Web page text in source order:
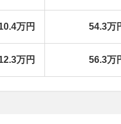
万円 54.3万
万円 56.3万